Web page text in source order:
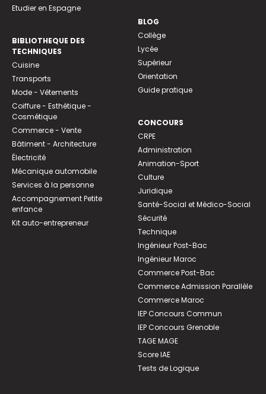
Etudier en Espagne
BIBLIOTHEQUE DES
TECHNIQUES
Cuisine
Transports
Mode - Vêtements
Coiffure - Esthétique -
Cosmétique
Commerce - Vente
Bâtiment - Architecture
Électricité
Mécanique automobile
Services à la personne
Accompagnement Petite
enfance
Kit auto-entrepreneur
BLOG
Collège
Lycée
Supérieur
Orientation
Guide pratique
CONCOURS
CRPE
Administration
Animation-Sport
Culture
Juridique
Santé-Social et Médico-Social
Sécurité
Technique
Ingénieur Post-Bac
Ingénieur Maroc
Commerce Post-Bac
Commerce Admission Parallèle
Commerce Maroc
IEP Concours Commun
IEP Concours Grenoble
TAGE MAGE
Score IAE
Tests de Logique